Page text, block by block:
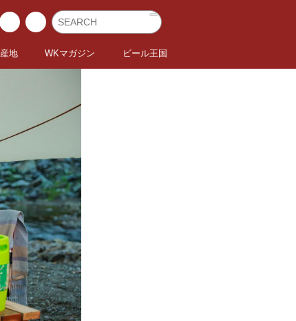
地 WKマガジン ビール王国